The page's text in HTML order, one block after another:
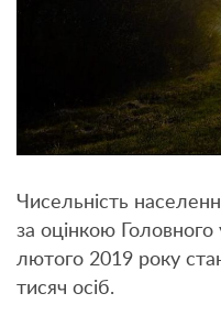
Чисельність
за оцінкою Головного
лютого 2019 року
тисяч осіб.